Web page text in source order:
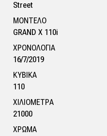
Street
ΜΟΝΤΕΛΟ
GRAND X 110i
ΧΡΟΝΟΛΟΓΙΑ
16/7/2019
ΚΥΒΙΚΑ
110
ΧΙΛΙΟΜΕΤΡΑ
21000
ΧΡΩΜΑ